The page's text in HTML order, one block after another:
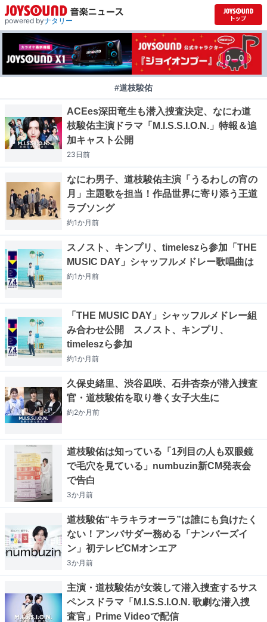
powered byナタリー
#道枝駿佑
ACEes深田竜生も潜入捜査決定、なにわ道
枝駿佑主演ドラマ「M.I.S.S.I.O.N.」特報＆追
加キャスト公開
23日前
なにわ男子、道枝駿佑主演「うるわしの宵の
月」主題歌を担当！作品世界に寄り添う王道
ラブソング
約1か月前
スノスト、キンプリ、timeleszら参加「THE
MUSIC DAY」シャッフルメドレー歌唱曲は
約1か月前
「THE MUSIC DAY」シャッフルメドレー組
み合わせ公開 スノスト、キンプリ、
timeleszら参加
約1か月前
久保史緒里、渋谷凪咲、石井杏奈が潜入捜査
官・道枝駿佑を取り巻く女子大生に
約2か月前
道枝駿佑は知っている「1列目の人も双眼鏡
で毛穴を見ている」numbuzin新CM発表会
で告白
3か月前
道枝駿佑“キラキラオーラ”は誰にも負けたく
ない！アンバサダー務める「ナンバーズイ
ン」初テレビCMオンエア
3か月前
主演・道枝駿佑が女装して潜入捜査するサス
ペンスドラマ「M.I.S.S.I.O.N. 歌劇な潜入捜
査官」Prime Videoで配信